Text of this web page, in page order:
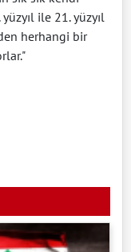
ile 21. yüzyıl
herhangi bir